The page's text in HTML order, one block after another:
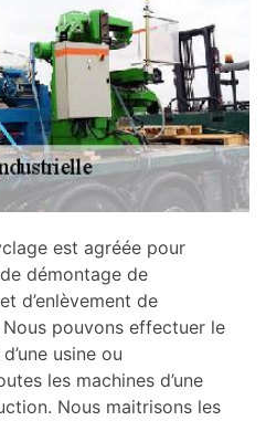
est agréée pour
démontage de
d’enlèvement de
pouvons effectuer le
usine ou
les machines d’une
Nous maitrisons les